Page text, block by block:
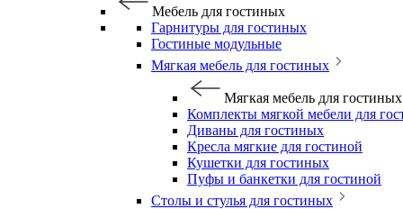
Мебель для гостиных
Гарнитуры для гостиных
Гостиные модульные
Мягкая мебель для гостиных
Мягкая мебель для гостиных
Комплекты мягкой мебели для
Диваны для гостиных
Кресла мягкие для гостиной
Кушетки для гостиных
Пуфы и банкетки для гостиной
Столы и стулья для гостиных